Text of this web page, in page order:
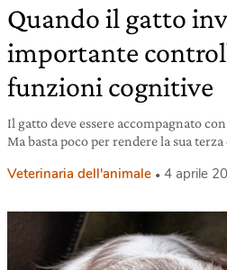
Quando il gatto
importante
funzioni cognitive
Il gatto deve essere accompagnato
Ma basta poco per rendere la sua
Veterinaria dell'animale 4 aprile